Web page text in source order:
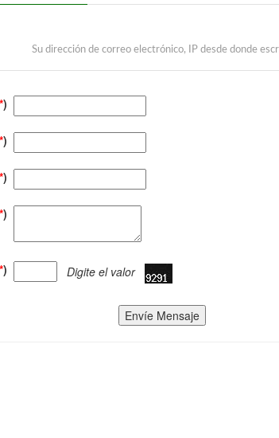
Su dirección de correo electrónico, IP desde donde
*)
*)
*)
*)
*) Digite el valor
Envíe Mensaje